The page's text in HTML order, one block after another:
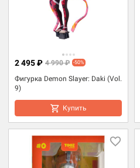
Фигурка Demon Slayer: Daki (Vol.
9)
2 495 ₽ 4 990 ₽ -50%
Купить